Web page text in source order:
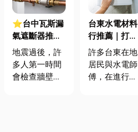
⭐台中瓦斯漏
氣遮斷器推薦
廠商在這！地
震氣爆怎麼
防？警報器與
地震過後，許
多人第一時間
會檢查牆壁裂
台東水電材料
行推薦｜打造
安全耐用的居
家環境
許多台東在地
居民與水電師
傅，在進行居